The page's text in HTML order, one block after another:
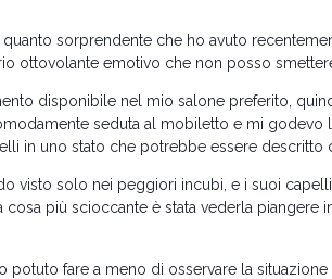
sorprendente che ho avuto
ottovolante emotivo che non posso
disponibile nel mio salone preferito,
seduta al mobiletto e mi godevo
in uno stato che potrebbe essere descritto
visto solo nei peggiori incubi, e i suoi
più scioccante è stata vederla
potuto fare a meno di osservare la